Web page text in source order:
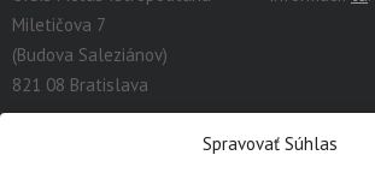
Spravovať Súhlas
Miletičova 7
(Budova Saleziánov)
821 08 Bratislava